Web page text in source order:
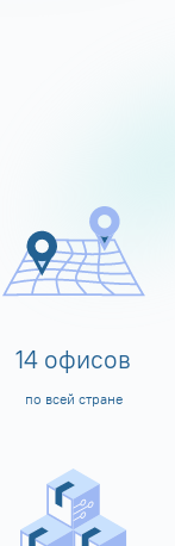
14 офисов
по всей стране